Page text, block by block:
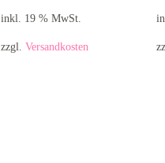
inkl. 19 % MwSt.
zzgl.Versandkosten